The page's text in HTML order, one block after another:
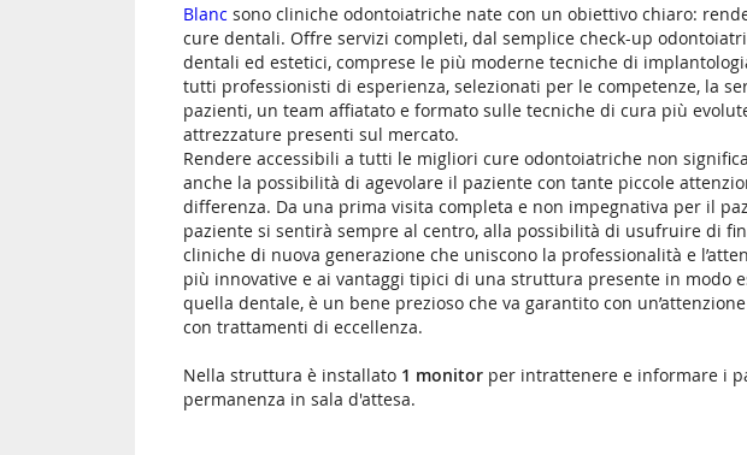
Blanc sono cliniche odontoiatriche nate con un obiettivo chiaro:
cure dentali. Offre servizi completi, dal semplice check-up
dentali ed estetici, comprese le più moderne tecniche di
tutti professionisti di esperienza, selezionati per le competenze, la
pazienti, un team affiatato e formato sulle tecniche di cura più
attrezzature presenti sul mercato.
Rendere accessibili a tutti le migliori cure odontoiatriche non
anche la possibilità di agevolare il paziente con tante piccole
differenza. Da una prima visita completa e non impegnativa per il
paziente si sentirà sempre al centro, alla possibilità di usufruire di
cliniche di nuova generazione che uniscono la professionalità e
più innovative e ai vantaggi tipici di una struttura presente in modo
quella dentale, è un bene prezioso che va garantito con
con trattamenti di eccellenza.
Nella struttura è installato 1 monitor per intrattenere e informare i
permanenza in sala d'attesa.